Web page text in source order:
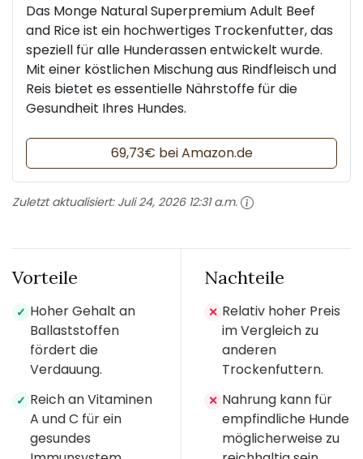
Das Monge Natural Superpremium Adult Beef
and Rice ist ein hochwertiges Trockenfutter, das
speziell für alle Hunderassen entwickelt wurde.
Mit einer köstlichen Mischung aus Rindfleisch und
Reis bietet es essentielle Nährstoffe für die
Gesundheit Ihres Hundes.
69,73€ bei Amazon.de
Zuletzt aktualisiert: Juli 24, 2026 12:31 a.m.
Vorteile
✓ Hoher Gehalt an
Ballaststoffen
fördert die
Verdauung.
✓ Reich an Vitaminen
A und C für ein
gesundes
Nachteile
✕ Relativ hoher Preis
im Vergleich zu
anderen
Trockenfuttern.
✕ Nahrung kann für
empfindliche Hunde
möglicherweise zu